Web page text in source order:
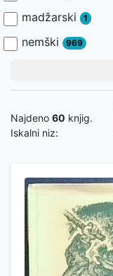
madžarski 1
nemški 969
Najdeno 60 knjig.
Iskalni niz: